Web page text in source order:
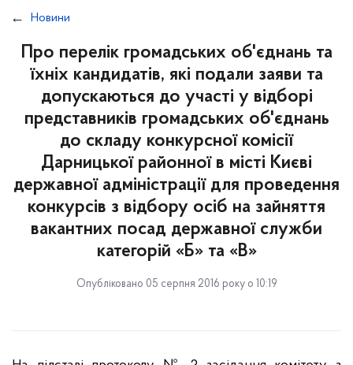
Новини
Про перелік громадських об'єднань та
їхніх кандидатів, які подали заяви та
допускаються до участі у відборі
представників громадських об'єднань
до складу конкурсної комісії
Дарницької районної в місті Києві
державної адміністрації для проведення
конкурсів з відбору осіб на зайняття
вакантних посад державної служби
категорій «Б» та «В»
Опубліковано 05 серпня 2016 року о 10:19